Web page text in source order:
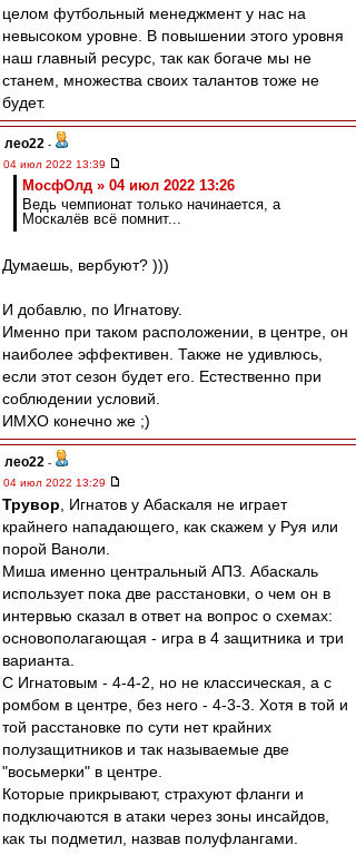
целом футбольный менеджмент у нас на
невысоком уровне. В повышении этого уровня
наш главный ресурс, так как богаче мы не
станем, множества своих талантов тоже не
будет.
лео22 -
04 июл 2022 13:39
МосфОлд » 04 июл 2022 13:26
Ведь чемпионат только начинается, а
Москалёв всё помнит...
Думаешь, вербуют? )))
И добавлю, по Игнатову.
Именно при таком расположении, в центре, он
наиболее эффективен. Также не удивлюсь,
если этот сезон будет его. Естественно при
соблюдении условий.
ИМХО конечно же ;)
лео22 -
04 июл 2022 13:29
Трувор , Игнатов у Абаскаля не играет
крайнего нападающего, как скажем у Руя или
порой Ваноли.
Миша именно центральный АПЗ. Абаскаль
использует пока две расстановки, о чем он в
интервью сказал в ответ на вопрос о схемах:
основополагающая - игра в 4 защитника и три
варианта.
С Игнатовым - 4-4-2, но не классическая, а с
ромбом в центре, без него - 4-3-3. Хотя в той и
той расстановке по сути нет крайних
полузащитников и так называемые две
"восьмерки" в центре.
Которые прикрывают, страхуют фланги и
подключаются в атаки через зоны инсайдов,
как ты подметил, назвав полуфлангами.